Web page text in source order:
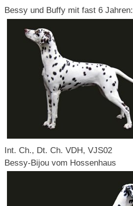
Bessy und Buffy mit fast 6 Jahren:
Int. Ch., Dt. Ch. VDH, VJS02
Bessy-Bijou vom Hossenhaus